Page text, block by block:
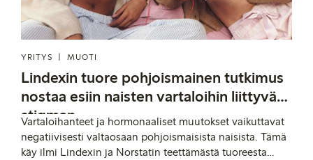
YRITYS MUOTI
Lindexin tuore pohjoismainen tutkimus
nostaa esiin naisten vartaloihin liittyvän
stigman
Vartaloihanteet ja hormonaaliset muutokset vaikuttavat
negatiivisesti valtaosaan pohjoismaisista naisista. Tämä
käy ilmi Lindexin ja Norstatin teettämästä tuoreesta